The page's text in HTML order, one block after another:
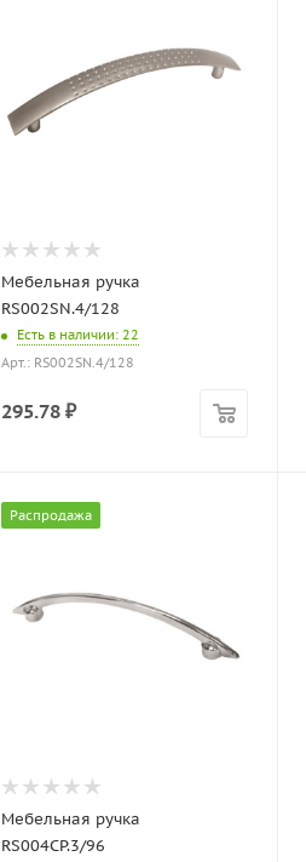
Мебельная ручка
RS002SN.4/128
Есть в наличии: 22
Арт.: RS002SN.4/128
295.78 ₽
Распродажа
Мебельная ручка
RS004CP.3/96